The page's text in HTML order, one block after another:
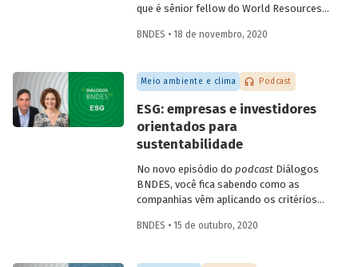
que é sênior fellow do World Resources
Infraestrutura, Concessões e PPPs do
infraestrutura sustentável e conversam
sobre como os investimentos nessa área
econômica no Brasil, criando empregos e
melhorando a qualidade de vida da
população.
BNDES • 18 de novembro, 2020
Meio ambiente e clima Podcast
ESG: empresas e investidores
orientados para
sustentabilidade
No novo episódio do podcastDiálogos
BNDES, você fica sabendo como as
companhias vêm aplicando os critérios
and governance- para adaptar seus
mais preocupado com sustentabilidade.
BNDES • 15 de outubro, 2020